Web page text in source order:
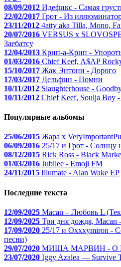
08/09/2012 Идефикс - Самая
22/02/2017 Грот - Из
23/11/2012 4atty aka Tilla, Mono,
20/07/2016 VERSUS x
Заебатсу
12/04/2013 Крип-а-Крип -
01/03/2016 Chief Keef, A$AP
15/10/2017 Жак Энтони - Дорого
17/03/2017 Дельфин - Помни
10/11/2012 Slaughterhouse -
10/11/2012 Chief Keef, Soulja Boy -
Популярные альбомы
25/06/2015 Жара x
06/09/2016 25/17 и Грот - Солнцу
08/12/2015 Rick Ross - Black
01/03/2016 Jubilee - Emoji FM
24/11/2015 Illumate - Alan Wake EP
Последние текста
12/09/2025 Macan – Любовь L
12/09/2025 Три дня дождя, Macan
17/09/2020 25/17 и Oxxxymiron -
песни)
29/07/2020 МИША МАРВИН - О
23/07/2020 Iggy Azalea — Survive